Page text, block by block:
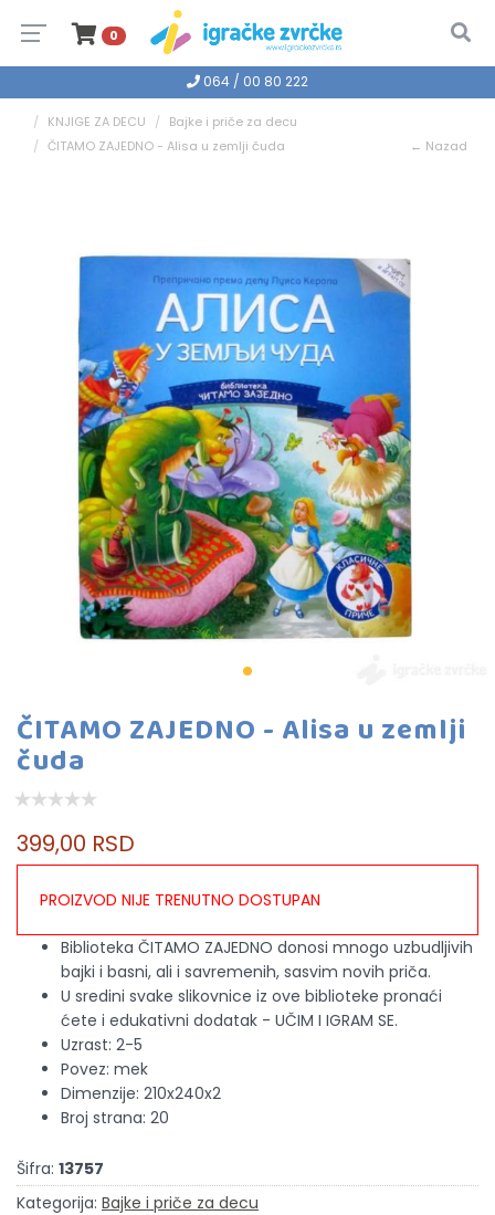
0
064 / 00 80 222
KNJIGE ZA DECU
Bajke i priče za decu
ČITAMO ZAJEDNO - Alisa u zemlji čuda
← Nazad
ČITAMO ZAJEDNO - Alisa u zemlji
čuda
399,00 RSD
PROIZVOD NIJE TRENUTNO DOSTUPAN
Biblioteka ČITAMO ZAJEDNO donosi mnogo uzbudljivih
bajki i basni, ali i savremenih, sasvim novih priča.
U sredini svake slikovnice iz ove biblioteke pronaći
ćete i edukativni dodatak - UČIM I IGRAM SE.
Uzrast: 2-5
Povez: mek
Dimenzije: 210x240x2
Broj strana: 20
Šifra: 13757
Kategorija: Bajke i priče za decu